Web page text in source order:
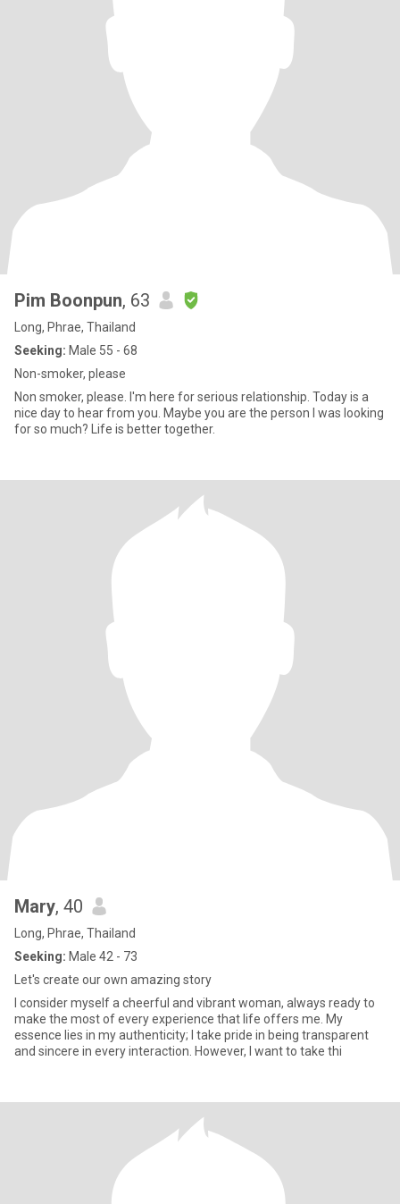
Pim Boonpun, 63
Long, Phrae, Thailand
Seeking: Male 55 - 68
Non-smoker, please
Non smoker, please. I'm here for serious relationship. Today is a
nice day to hear from you. Maybe you are the person I was looking
for so much? Life is better together.
Mary, 40
Long, Phrae, Thailand
Seeking: Male 42 - 73
Let's create our own amazing story
I consider myself a cheerful and vibrant woman, always ready to
make the most of every experience that life offers me. My
essence lies in my authenticity; I take pride in being transparent
and sincere in every interaction. However, I want to take thi